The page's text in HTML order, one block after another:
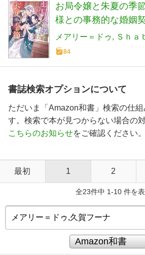
お局令嬢と朱夏の季
様との事務的な婚姻
ざいません～ (アース
メアリー＝ドゥ Ｓｈａ
84
書誌検索オプションについて
ただいま「Amazon和書」検索の仕
す。検索で本が見つからない場合の
こちらのお知らせをご確認ください。
最初 1 2
全23件中 1-10 件を